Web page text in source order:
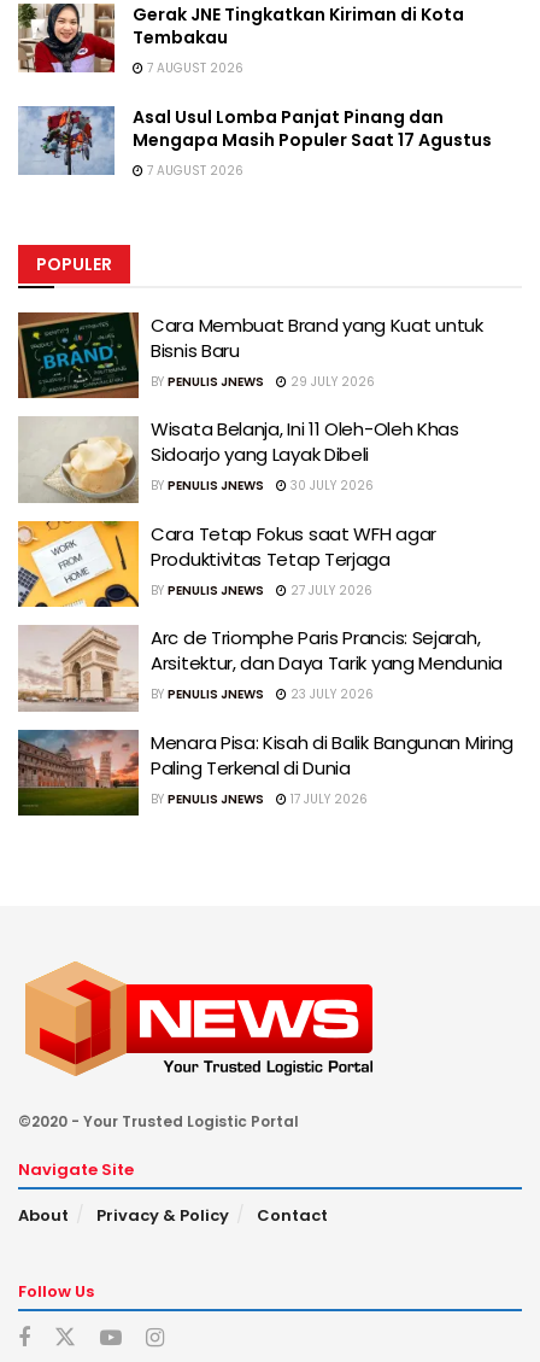
Gerak JNE Tingkatkan Kiriman di Kota
Tembakau
7 AUGUST 2026
Asal Usul Lomba Panjat Pinang dan
Mengapa Masih Populer Saat 17 Agustus
7 AUGUST 2026
POPULER
Cara Membuat Brand yang Kuat untuk
Bisnis Baru
BY PENULIS JNEWS 29 JULY 2026
Wisata Belanja, Ini 11 Oleh-Oleh Khas
Sidoarjo yang Layak Dibeli
BY PENULIS JNEWS 30 JULY 2026
Cara Tetap Fokus saat WFH agar
Produktivitas Tetap Terjaga
BY PENULIS JNEWS 27 JULY 2026
Arc de Triomphe Paris Prancis: Sejarah,
Arsitektur, dan Daya Tarik yang Mendunia
BY PENULIS JNEWS 23 JULY 2026
Menara Pisa: Kisah di Balik Bangunan Miring
Paling Terkenal di Dunia
BY PENULIS JNEWS 17 JULY 2026
©2020 - Your Trusted Logistic Portal
Navigate Site
About
Privacy & Policy Contact
Follow Us